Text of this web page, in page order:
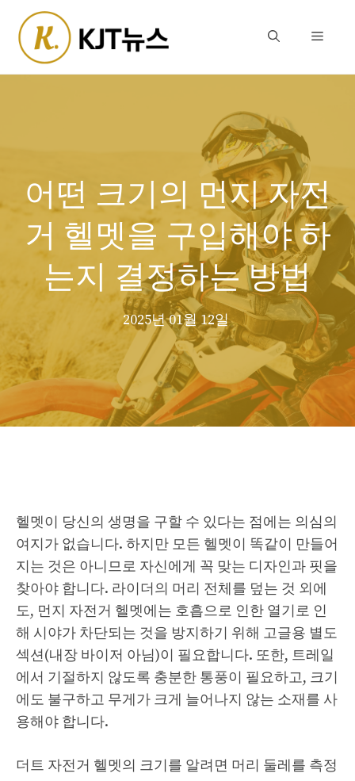
content
Menu
어떤 크기의 먼지 자전
거 헬멧을 구입해야 하
는지 결정하는 방법
2025년 01월 12일
헬멧이 당신의 생명을 구할 수 있다는 점에는 의심의
여지가 없습니다. 하지만 모든 헬멧이 똑같이 만들어
지는 것은 아니므로 자신에게 꼭 맞는 디자인과 핏을
찾아야 합니다. 라이더의 머리 전체를 덮는 것 외에
도, 먼지 자전거 헬멧에는 호흡으로 인한 열기로 인
해 시야가 차단되는 것을 방지하기 위해 고글용 별도
섹션(내장 바이저 아님)이 필요합니다. 또한, 트레일
에서 기절하지 않도록 충분한 통풍이 필요하고, 크기
에도 불구하고 무게가 크게 늘어나지 않는 소재를 사
용해야 합니다.
더트 자전거 헬멧의 크기를 알려면 머리 둘레를 측정